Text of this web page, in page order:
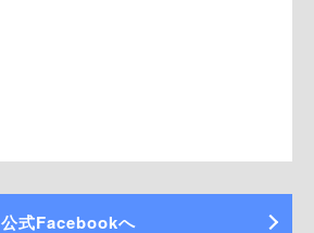
公式Facebookへ